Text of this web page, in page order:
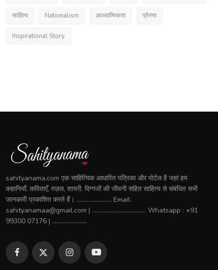
साहित्य Nationalism आध्यात्मिकता प्रेरणा
Inspirational Story
sahityanama.com एक साहित्यिक आधारित पत्रिका और पोर्टल है जहां हम
कहानियाँ, कविताएँ, ग़ज़ल, शायरी, दिग्गजों की जीवनी सहित साहित्य से संबंधित सभी
जानकारी प्रकाशित करते हैं। ........................ Email:
sahityanamaa@gmail.com | ..................................... Whatsapp : +91
99300 07176 | ........................